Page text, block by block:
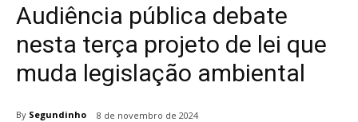
Audiência pública debate
nesta terça projeto de lei que
muda legislação ambiental
By Segundinho 8 de novembro de 2024